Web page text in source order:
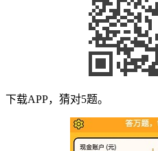
下载APP，猜对5题。